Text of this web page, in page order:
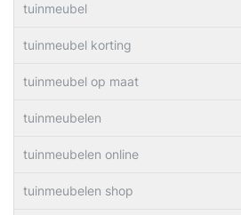
tuinmeubel
tuinmeubel korting
tuinmeubel op maat
tuinmeubelen
tuinmeubelen online
tuinmeubelen shop